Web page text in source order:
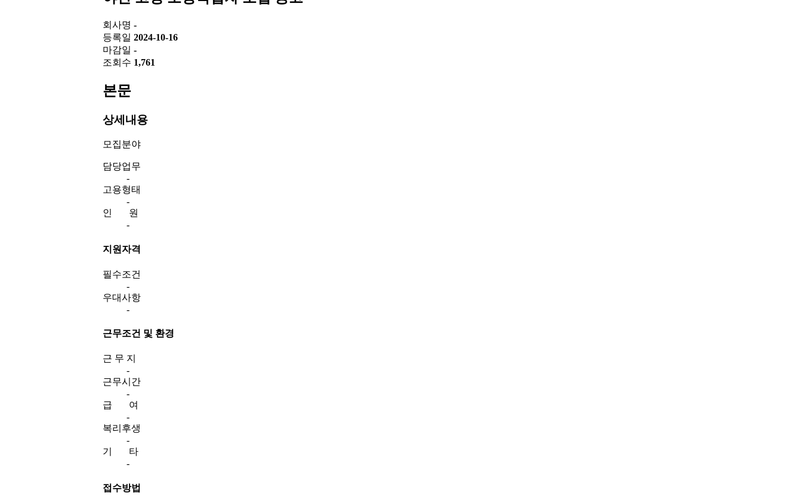
회사명 -
등록일 2024-10-16
마감일 -
조회수 1,761
본문
상세내용
모집분야
담당업무
-
고용형태
-
인 원
-
지원자격
필수조건
-
우대사항
-
근무조건 및 환경
근 무 지
-
근무시간
-
급 여
-
복리후생
-
기 타
-
접수방법